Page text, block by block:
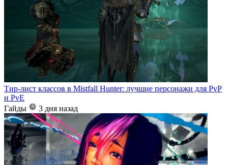
Тир-лист классов в Mistfall Hunter: лучшие персонажи для PvP
и PvE
Гайды
3 дня назад